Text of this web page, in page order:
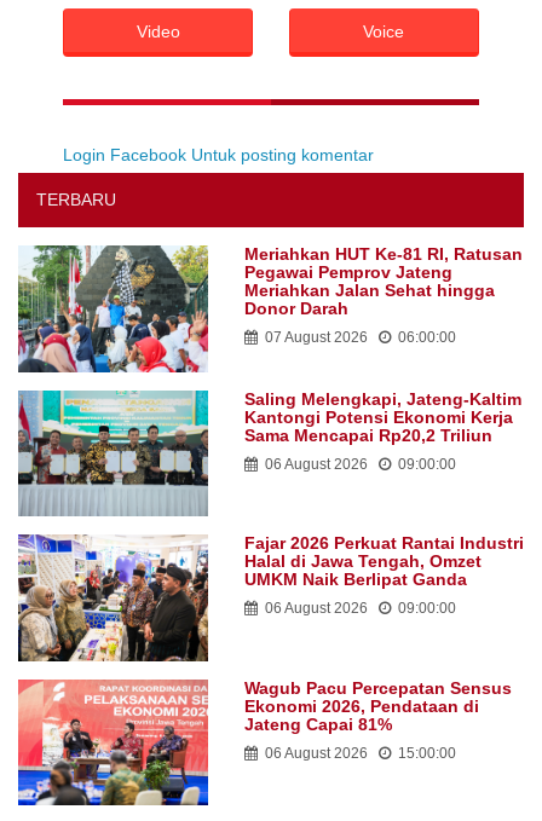
Video Voice
Login Facebook Untuk posting komentar
TERBARU
Meriahkan HUT Ke-81 RI, Ratusan
Pegawai Pemprov Jateng
Meriahkan Jalan Sehat hingga
Donor Darah
07 August 2026 06:00:00
Saling Melengkapi, Jateng-Kaltim
Kantongi Potensi Ekonomi Kerja
Sama Mencapai Rp20,2 Triliun
06 August 2026 09:00:00
Fajar 2026 Perkuat Rantai Industri
Halal di Jawa Tengah, Omzet
UMKM Naik Berlipat Ganda
06 August 2026 09:00:00
Wagub Pacu Percepatan Sensus
Ekonomi 2026, Pendataan di
Jateng Capai 81%
06 August 2026 15:00:00